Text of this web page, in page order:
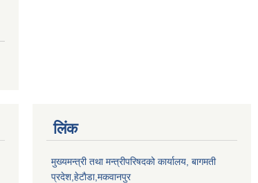
लिंक
मुख्यमन्त्री तथा मन्त्रीपरिषदको कार्यालय, बागमती
प्रदेश,हेटाैडा,मकवानपुर